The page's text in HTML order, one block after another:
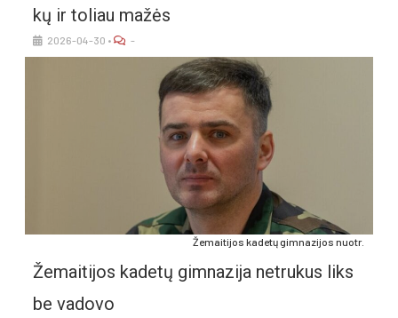
kų ir to­liau ma­žės
2026-04-30 • -
Že­mai­ti­jos ka­de­tų gim­na­zi­jos nuo­tr.
Že­mai­ti­jos ka­de­tų gim­na­zi­ja ne­tru­kus liks
be va­do­vo